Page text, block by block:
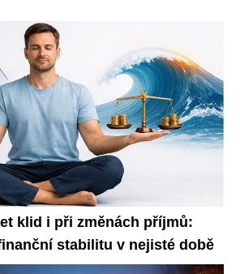
klid i při změnách příjmů:
stabilitu v nejisté době